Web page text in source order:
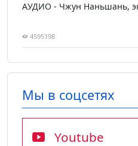
АУДИО - Чжун Наньшань,
4595198
Мы в соцсетях
Youtube